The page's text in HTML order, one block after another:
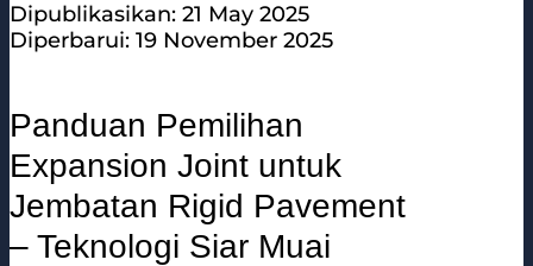
Dipublikasikan: 21 May 2025
Diperbarui: 19 November 2025
Panduan Pemilihan
Expansion Joint untuk
Jembatan Rigid Pavement
– Teknologi Siar Muai